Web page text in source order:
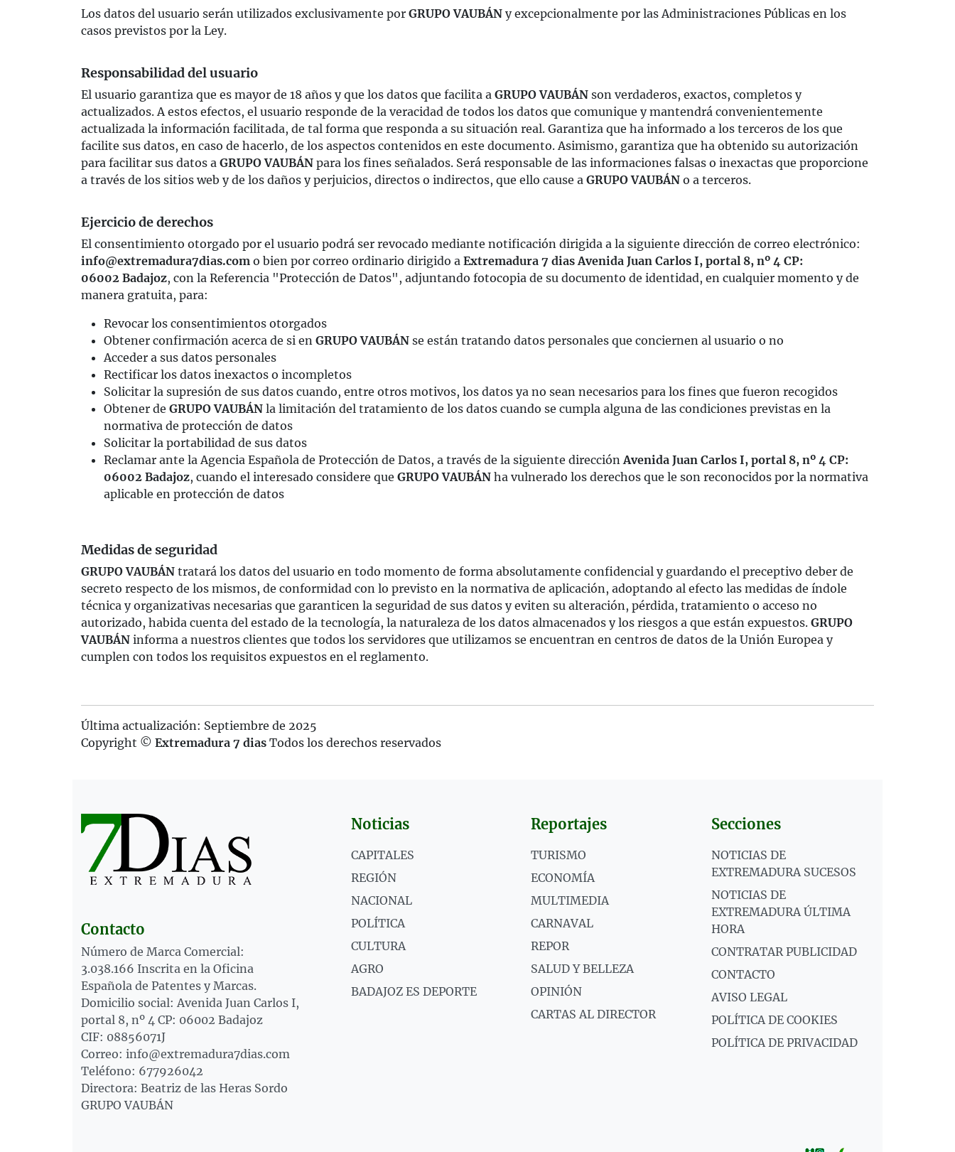
Los datos del usuario serán utilizados exclusivamente por GRUPO VAUBÁN y excepcionalmente por las Administraciones Públicas en los
casos previstos por la Ley.
Responsabilidad del usuario
El usuario garantiza que es mayor de 18 años y que los datos que facilita a GRUPO VAUBÁN son verdaderos, exactos, completos y
actualizados. A estos efectos, el usuario responde de la veracidad de todos los datos que comunique y mantendrá convenientemente
actualizada la información facilitada, de tal forma que responda a su situación real. Garantiza que ha informado a los terceros de los que
facilite sus datos, en caso de hacerlo, de los aspectos contenidos en este documento. Asimismo, garantiza que ha obtenido su autorización
para facilitar sus datos a GRUPO VAUBÁN para los fines señalados. Será responsable de las informaciones falsas o inexactas que proporcione
a través de los sitios web y de los daños y perjuicios, directos o indirectos, que ello cause a GRUPO VAUBÁN o a terceros.
Ejercicio de derechos
El consentimiento otorgado por el usuario podrá ser revocado mediante notificación dirigida a la siguiente dirección de correo electrónico:
info@extremadura7dias.com o bien por correo ordinario dirigido a Extremadura 7 dias Avenida Juan Carlos I, portal 8, nº 4 CP:
06002 Badajoz, con la Referencia "Protección de Datos", adjuntando fotocopia de su documento de identidad, en cualquier momento y de
manera gratuita, para:
Revocar los consentimientos otorgados
Obtener confirmación acerca de si en GRUPO VAUBÁN se están tratando datos personales que conciernen al usuario o no
Acceder a sus datos personales
Rectificar los datos inexactos o incompletos
Solicitar la supresión de sus datos cuando, entre otros motivos, los datos ya no sean necesarios para los fines que fueron recogidos
Obtener de GRUPO VAUBÁN la limitación del tratamiento de los datos cuando se cumpla alguna de las condiciones previstas en la
normativa de protección de datos
Solicitar la portabilidad de sus datos
Reclamar ante la Agencia Española de Protección de Datos, a través de la siguiente direcciónAvenida Juan Carlos I, portal 8, nº 4 CP:
06002 Badajoz, cuando el interesado considere que GRUPO VAUBÁN ha vulnerado los derechos que le son reconocidos por la normativa
aplicable en protección de datos
Medidas de seguridad
GRUPO VAUBÁN tratará los datos del usuario en todo momento de forma absolutamente confidencial y guardando el preceptivo deber de
secreto respecto de los mismos, de conformidad con lo previsto en la normativa de aplicación, adoptando al efecto las medidas de índole
técnica y organizativas necesarias que garanticen la seguridad de sus datos y eviten su alteración, pérdida, tratamiento o acceso no
autorizado, habida cuenta del estado de la tecnología, la naturaleza de los datos almacenados y los riesgos a que están expuestos. GRUPO
VAUBÁN informa a nuestros clientes que todos los servidores que utilizamos se encuentran en centros de datos de la Unión Europea y
cumplen con todos los requisitos expuestos en el reglamento.
Última actualización: Septiembre de 2025
Copyright © Extremadura 7 dias Todos los derechos reservados
Contacto
Número de Marca Comercial:
3.038.166 Inscrita en la Oficina
Española de Patentes y Marcas.
Domicilio social: Avenida Juan Carlos I,
portal 8, nº 4 CP: 06002 Badajoz
CIF: 08856071J
Correo: info@extremadura7dias.com
Teléfono: 677926042
Directora: Beatriz de las Heras Sordo
GRUPO VAUBÁN
Noticias
CAPITALES
REGIÓN
NACIONAL
POLÍTICA
CULTURA
AGRO
BADAJOZ ES DEPORTE
Reportajes
TURISMO
ECONOMÍA
MULTIMEDIA
CARNAVAL
REPOR
SALUD Y BELLEZA
OPINIÓN
CARTAS AL DIRECTOR
Secciones
NOTICIAS DE
EXTREMADURA SUCESOS
NOTICIAS DE
EXTREMADURA ÚLTIMA
HORA
CONTRATAR PUBLICIDAD
CONTACTO
AVISO LEGAL
POLÍTICA DE COOKIES
POLÍTICA DE PRIVACIDAD